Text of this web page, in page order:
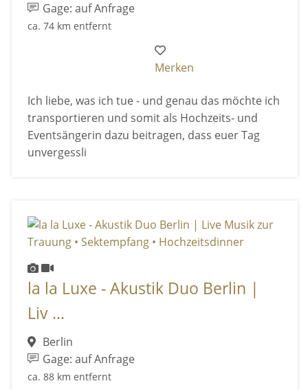
Gage: auf Anfrage
ca. 74 km entfernt
Merken
Ich liebe, was ich tue - und genau das möchte ich
transportieren und somit als Hochzeits- und
Eventsängerin dazu beitragen, dass euer Tag
unvergessli
la la Luxe - Akustik Duo Berlin |
Liv ...
Berlin
Gage: auf Anfrage
ca. 88 km entfernt